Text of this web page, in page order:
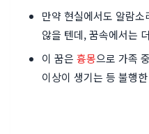
만약 현실에서도 알람
않을 텐데, 꿈속에서는
이 꿈은 흉몽으로 가족
이상이 생기는 등 불행